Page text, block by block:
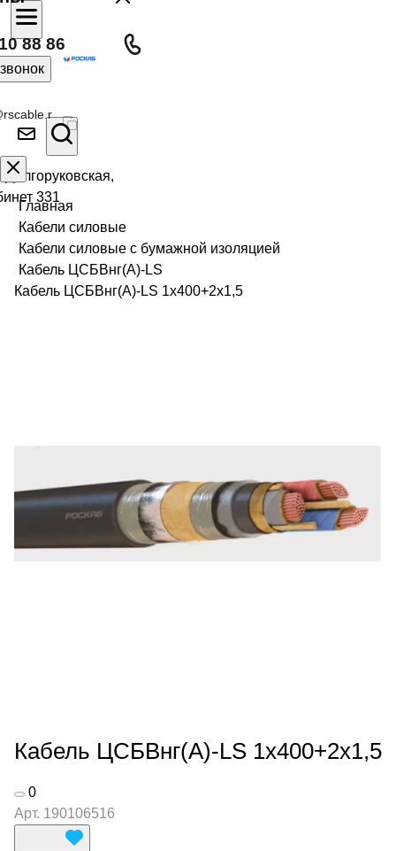
88 86
331
Главная
Кабели силовые
Кабели силовые с бумажной изоляцией
Кабель ЦСБВнг(А)-LS
Кабель ЦСБВнг(А)-LS 1х400+2х1,5
Кабель ЦСБВнг(А)-LS 1х400+2х1,5
0
Арт. 190106516